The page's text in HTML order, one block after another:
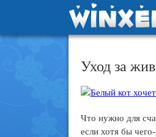
Уход за
Что нужно для
если хотя бы